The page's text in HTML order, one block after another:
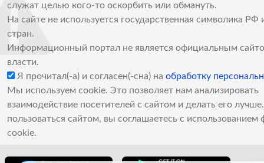
служат целью кого-то оскорбить или обмануть.
На сайте не используется государственная символика РФ
стран.
Информационный портал не является официальным
власти.
Я прочитал(-а) и согласен(-сна) на обработку
Мы используем cookie. Это позволяет нам анализировать
взаимодействие посетителей с сайтом и делать его
пользоваться сайтом, вы соглашаетесь с использованием
cookie.